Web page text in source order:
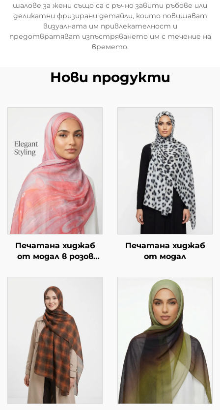
шалове за жени също са с ръчно завити ръбове или
деликатни фризирани детайли, които повишават
визуалната им привлекателност и
предотвратяват изпъстряването им с течение на
времето.
Нови продукти
Печатана хиджаб
от модал в розов
Печатана хиджаб
от модал